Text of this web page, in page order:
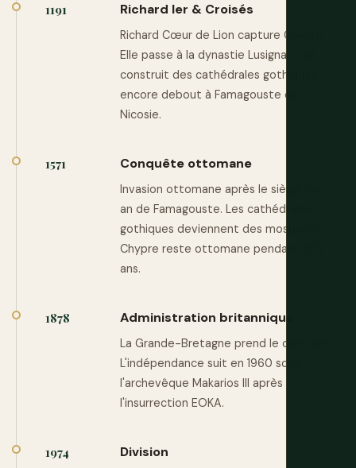
1191 Richard Ier & Croisés
Richard Cœur de Lion capture Chypre.
Elle passe à la dynastie Lusignan, qui
construit des cathédrales gothiques
encore debout à Famagouste et
Nicosie.
1571 Conquête ottomane
Invasion ottomane après le siège d'un
an de Famagouste. Les cathédrales
gothiques deviennent des mosquées.
Chypre reste ottomane pendant 307
ans.
1878 Administration britannique
La Grande-Bretagne prend le contrôle.
L'indépendance suit en 1960 sous
l'archevêque Makarios III après
l'insurrection EOKA.
1974 Division